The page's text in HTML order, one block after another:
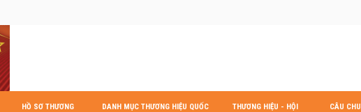
HỒ SƠ THƯƠNG DANH MỤC THƯƠNG HIỆU QUỐC THƯƠNG HIỆU - HỘI CÂU